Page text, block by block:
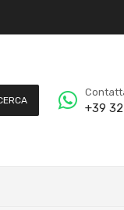
+39